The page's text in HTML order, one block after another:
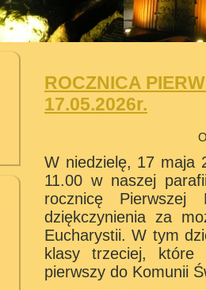
ROCZNICA
17.05.2026r.
W niedzielę, 17 maja
11.00 w naszej
rocznicę
dziękczynienia za
Eucharystii. W tym
klasy trzeciej,
pierwszy do Komunii